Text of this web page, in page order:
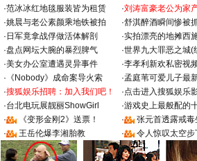
·范冰冰红地毯服装皆为租赁 ·刘涛富豪老公为家
·姚晨与老公素颜乘地铁被拍 ·舒淇醉酒瞬间惨被
· 日军竟拿战俘做活体解剖 ·实拍漂亮的地摊西
·盘点网坛大腕的暴烈脾气 ·世界九大罪恶之城(
·美女办公室遭遇灵异事件 ·李孝利新欢私密视
· 《Nobody》成命案导火索 ·孟庭苇可爱儿子最
·搜狐娱乐招聘：加入我们吧！ ·点击进入搜狐娱乐
·台北电玩展靓丽ShowGirl ·游戏史上最般配的
·
《变形金刚2》送票！ ·
张元首透露戒毒
·
王岳伦爆李湘胎教 · 令人惊叹太空步